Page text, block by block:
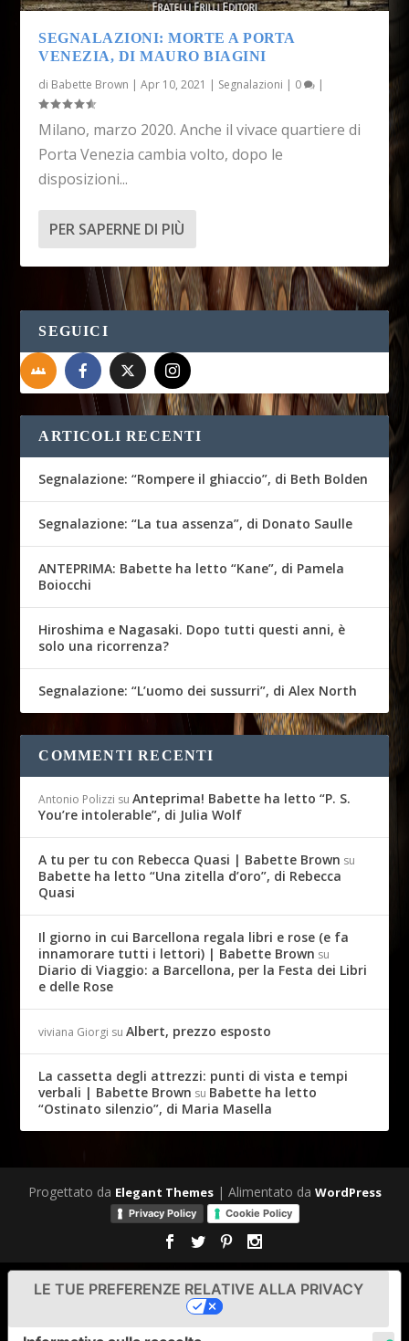
SEGNALAZIONI: MORTE A PORTA
VENEZIA, DI MAURO BIAGINI
di Babette Brown |Apr 10, 2021 | Segnalazioni | 0 |
Milano, marzo 2020. Anche il vivace quartiere di
Porta Venezia cambia volto, dopo le
disposizioni...
PER SAPERNE DI PIÙ
SEGUICI
ARTICOLI RECENTI
Segnalazione: “Rompere il ghiaccio”, di Beth Bolden
Segnalazione: “La tua assenza”, di Donato Saulle
ANTEPRIMA: Babette ha letto “Kane”, di Pamela
Boiocchi
Hiroshima e Nagasaki. Dopo tutti questi anni, è
solo una ricorrenza?
Segnalazione: “L’uomo dei sussurri”, di Alex North
COMMENTI RECENTI
Antonio Polizzi suAnteprima! Babette ha letto “P. S.
You’re intolerable”, di Julia Wolf
A tu per tu con Rebecca Quasi | Babette Brown su
Babette ha letto “Una zitella d’oro”, di Rebecca
Quasi
Il giorno in cui Barcellona regala libri e rose (e fa
innamorare tutti i lettori) | Babette Brown su
Diario di Viaggio: a Barcellona, per la Festa dei Libri
e delle Rose
viviana Giorgi suAlbert, prezzo esposto
La cassetta degli attrezzi: punti di vista e tempi
verbali | Babette Brown su Babette ha letto
“Ostinato silenzio”, di Maria Masella
Progettato da Elegant Themes| Alimentato da WordPress
Privacy Policy Cookie Policy
LE TUE PREFERENZE RELATIVE ALLA PRIVACY